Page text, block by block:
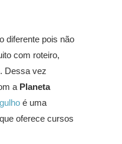
diferente pois não
com roteiro,
Dessa vez
a Planeta
é uma
oferece cursos